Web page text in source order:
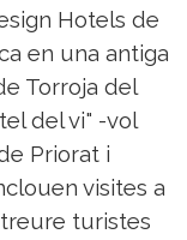
Hotels de
en una antiga
Torroja del
del vi" -vol
Priorat i
visites a
turistes